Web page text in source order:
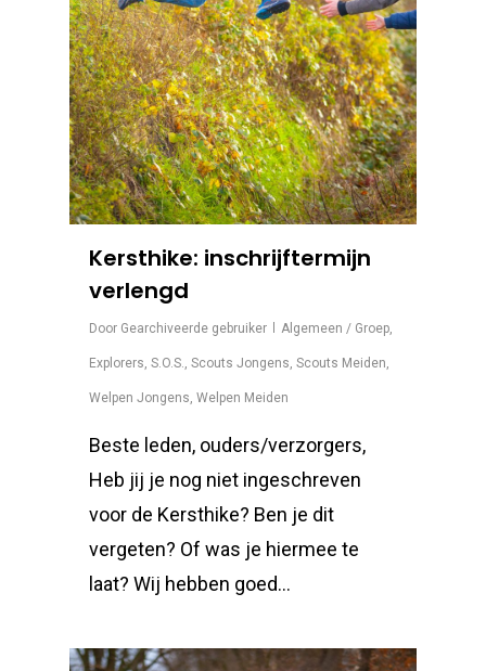
Kersthike: inschrijftermijn
verlengd
Door Gearchiveerde gebruiker Algemeen / Groep,
Explorers, S.O.S., Scouts Jongens, Scouts Meiden,
Welpen Jongens, Welpen Meiden
Beste leden, ouders/verzorgers,
Heb jij je nog niet ingeschreven
voor de Kersthike? Ben je dit
vergeten? Of was je hiermee te
laat? Wij hebben goed…